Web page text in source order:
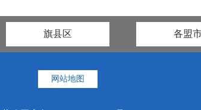
旗县区 各盟
网站地图